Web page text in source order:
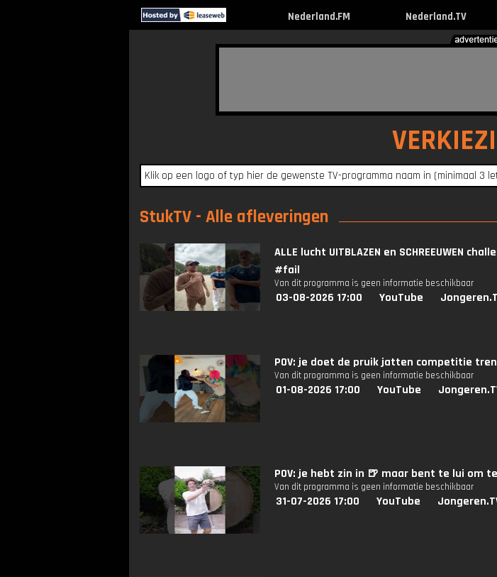
Nederland.FM Nederland.TV
StukTV - Alle afleveringen
ALLE lucht UITBLAZEN en
#fail
Van dit programma is geen informatie beschikbaar
03-08-2026 17:00 YouTube
POV: je doet de pruik jatten competitie
Van dit programma is geen informatie beschikbaar
01-08-2026 17:00 YouTube
POV: je hebt zin in 🍺 maar bent te lui
Van dit programma is geen informatie beschikbaar
31-07-2026 17:00 YouTube